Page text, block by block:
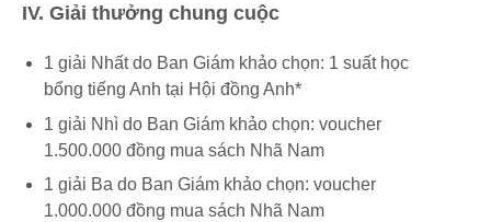
IV. Giải thưởng chung cuộc
1 giải Nhất do Ban Giám khảo chọn: 1 suất học
bổng tiếng Anh tại Hội đồng Anh*
1 giải Nhì do Ban Giám khảo chọn: voucher
1.500.000 đồng mua sách Nhã Nam
1 giải Ba do Ban Giám khảo chọn: voucher
1.000.000 đồng mua sách Nhã Nam